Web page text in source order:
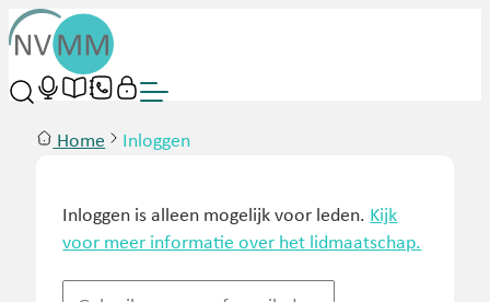
Home Inloggen
Inloggen is alleen mogelijk voor leden. Kijk
voor meer informatie over het lidmaatschap.